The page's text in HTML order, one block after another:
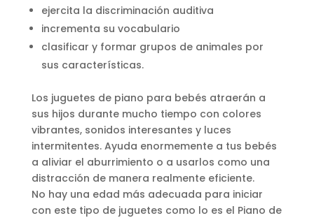
ejercita la discriminación auditiva
incrementa su vocabulario
clasificar y formar grupos de animales por
sus características.
Los juguetes de piano para bebés atraerán a
sus hijos durante mucho tiempo con colores
vibrantes, sonidos interesantes y luces
intermitentes. Ayuda enormemente a tus bebés
a aliviar el aburrimiento o a usarlos como una
distracción de manera realmente eficiente.
No hay una edad más adecuada para iniciar
con este tipo de juguetes como lo es el Piano de